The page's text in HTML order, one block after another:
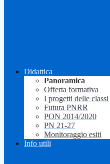
Didattica
Panoramica
Offerta formativa
I progetti delle classi
Futura PNRR
PON 2014/2020
PN 21-27
Monitoraggio esiti
Info utili